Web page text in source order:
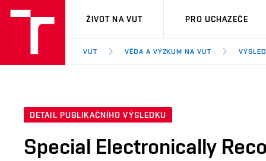
VUT
ŽIVOT NA VUT PRO UCHAZEČE
VUT VĚDA A VÝZKUM NA VUT
DETAIL PUBLIKAČNÍHO VÝSLEDKU
Special Electronically